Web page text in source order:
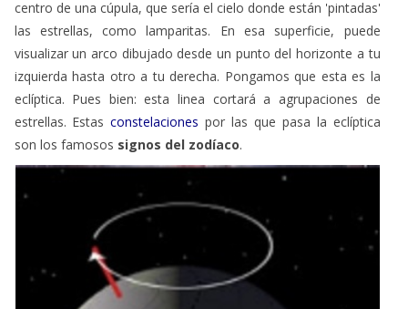
centro de una cúpula, que sería el cielo donde están 'pintadas'
las estrellas, como lamparitas. En esa superficie, puede
visualizar un arco dibujado desde un punto del horizonte a tu
izquierda hasta otro a tu derecha. Pongamos que esta es la
eclíptica. Pues bien: esta linea cortará a agrupaciones de
estrellas. Estasconstelaciones por las que pasa la eclíptica
son los famosos signos del zodíaco.